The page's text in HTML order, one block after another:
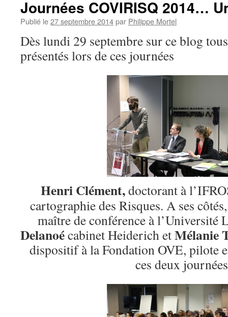
Journées COVIRISQ 2014…
Publié le27 septembre 2014par Philippe Mortel
Dès lundi 29 septembre sur ce blog
présentés lors de ces journées
Henri Clément,doctorant à
cartographie des Risques. A ses
maître de conférence à
Delanoécabinet Heiderich etMélanie
dispositif à la Fondation OVE, pilote
ces deux